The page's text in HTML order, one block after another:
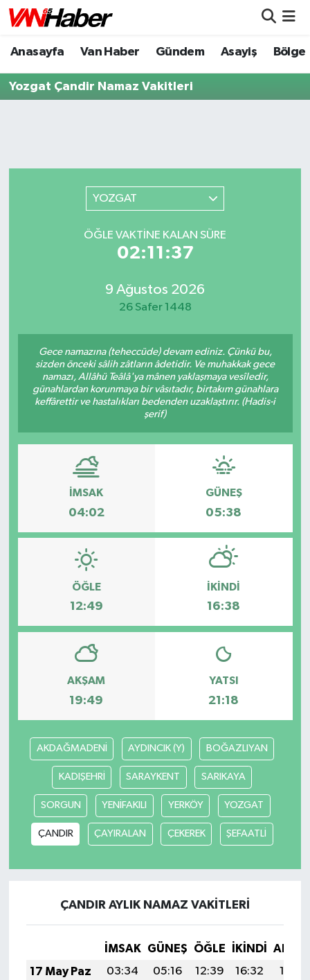
Anasayfa Van Haber Gündem Asayiş Bölge
Yozgat Çandir Namaz Vakitleri
YOZGAT
ÖĞLE VAKTİNE KALAN SÜRE
02:11:37
9 Ağustos 2026
26 Safer 1448
Gece namazına (teheccüde) devam ediniz. Çünkü bu,
sizden önceki sâlih zâtların âdetidir. Ve muhakkak gece
namazı, Allâhü Teâlâ'ya mânen yaklaşmaya vesîledir,
günahlardan korunmaya bir vâsıtadır, birtakım günahlara
keffârettir ve hastalıkları bedenden uzaklaştırır. (Hadis-i
şerif)
İMSAK
04:02
GÜNEŞ
05:38
ÖĞLE
12:49
İKINDI
16:38
AKŞAM
19:49
YATSI
21:18
AKDAĞMADENİ AYDINCIK (Y) BOĞAZLIYAN
KADIŞEHRİ SARAYKENT SARIKAYA
SORGUN YENİFAKILI YERKÖY YOZGAT
ÇANDIR ÇAYIRALAN ÇEKEREK ŞEFAATLİ
ÇANDIR AYLIK NAMAZ VAKITLERI
İMSAK GÜNEŞ ÖĞLE İKINDI
17 May Paz
03:34 05:16 12:39 16:32
19:53
Nöbetçi Eczaneler
Hava Durumu
Tüm Manşetler
Son Dakika Haberleri